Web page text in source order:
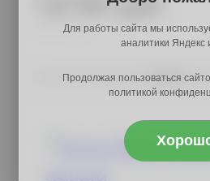
18789 руб.
23111 руб.
Купить
Для работы сайта мы
аналитики Яндекс
Продолжая пользоваться
политикой